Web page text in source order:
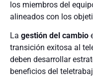
los miembros del
alineados con los
La gestión del cambio
transición exitosa al
deben desarrollar
beneficios del